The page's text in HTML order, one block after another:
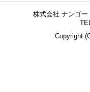
株式会社 ナンゴ
Copyright